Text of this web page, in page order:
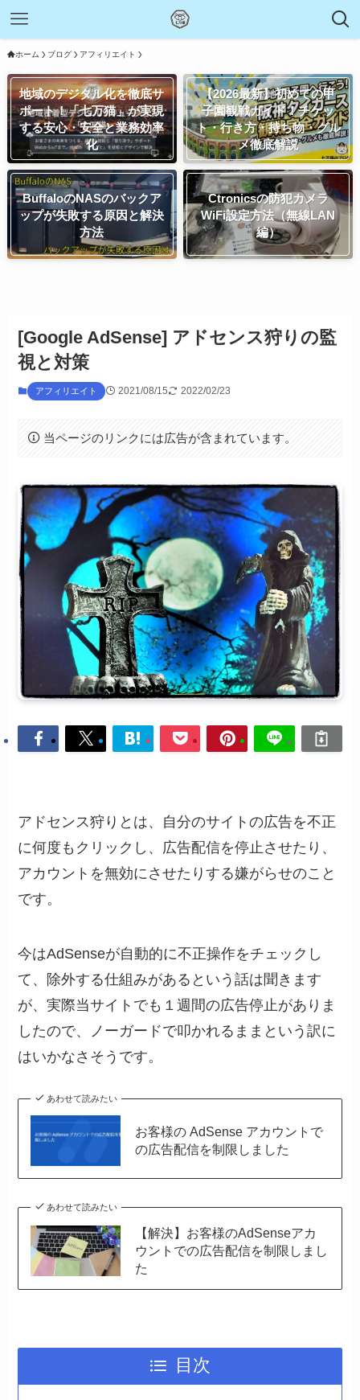
ホーム ブログ アフィリエイト
地域のデジタル化を徹底サ
ポート！「七万猫」が実現
する安心・安全と業務効率
化
【2026最新】初めての甲
子園観戦ガイド！チケッ
ト・行き方・持ち物・グル
メ徹底解説
BuffaloのNASのバックア
ップが失敗する原因と解決
方法
Ctronicsの防犯カメラ
WiFi設定方法（無線LAN
編）
[Google AdSense] アドセンス狩りの監
視と対策
アフィリエイト 2021/08/15 2022/02/23
当ページのリンクには広告が含まれています。
アドセンス狩りとは、自分のサイトの広告を不正
に何度もクリックし、広告配信を停止させたり、
アカウントを無効にさせたりする嫌がらせのこと
です。
今はAdSenseが自動的に不正操作をチェックし
て、除外する仕組みがあるという話は聞きます
が、実際当サイトでも１週間の広告停止がありま
したので、ノーガードで叩かれるままという訳に
はいかなさそうです。
あわせて読みたい
お客様の AdSense アカウントで
の広告配信を制限しました
あわせて読みたい
【解決】お客様のAdSenseアカ
ウントでの広告配信を制限しまし
た
目次